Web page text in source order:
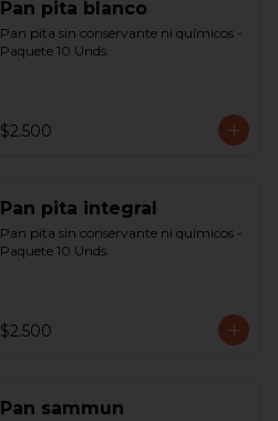
Pan pita blanco
Pan pita sin conservante ni químicos -
Paquete 10 Unds.
$2.500
Pan pita integral
Pan pita sin conservante ni químicos -
Paquete 10 Unds.
$2.500
Pan sammun